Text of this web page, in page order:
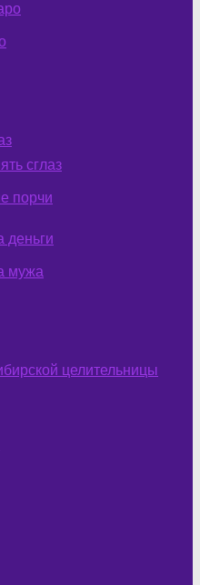
сглаз
порчи
деньги
мужа
целительницы